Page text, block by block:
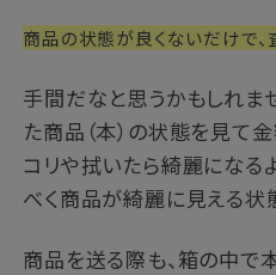
商品の状態が良くないだけで
手間だなと思うかもしれま
た商品（本）の状態を見て
コリや拭いたら綺麗になる
べく商品が綺麗に見える状
商品を送る際も、箱の中で